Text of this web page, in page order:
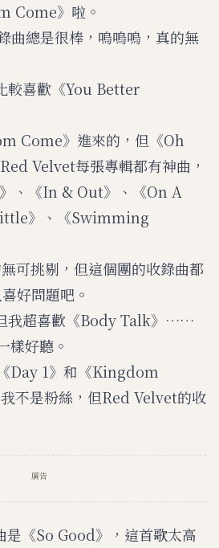
Come》啦。
曲總是很棒，嗚嗚嗚，真的無
較喜歡《You Better
Come》進來的，但《Oh
Velvet每張專輯都有神曲，
、《In & Out》、《On A
》、《Swimming
可挑剔，但這個團的收錄曲都
好問題吧。
我超喜歡《Body Talk》……
樣好聽。
Day 1》和《Kingdom
不是粉絲，但Red Velvet的收
廣告
是《So Good》，這首歌太高